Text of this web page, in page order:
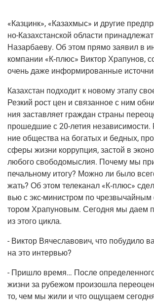
«Каз­цинк», «Каза­хмыс» и дру­гие
но-Казах­стан­ской обла­сти
Назар­ба­е­ву. Об этом пря­мо заявил в
ком­па­нии «К‑плюс» Вик­тор Хра­пу­нов,
очень даже инфор­ми­ро­ван­ные
Казах­стан под­хо­дит к ново­му эта­пу
Рез­кий рост цен и свя­зан­ное с ним
ния застав­ля­ет граж­дан стра­ны
про­шед­шие с 20-летия
ние обще­ства на бога­тых и бед­ных,
сфе­ры жиз­ни кор­руп­ция, застой в
любо­го сво­бо­до­мыс­лия. Поче­му мы
печаль­но­му ито­гу? Мож­но ли было
жать? Об этом теле­ка­нал «К‑плюс»
вью с экс-мини­стром по
то­ром Хра­пу­но­вым. Сего­дня мы даем
из это­го цикла.
- Вик­тор Вяче­сла­во­вич, что побу­ди­ло
на это интервью?
- При­шло вре­мя… После
жиз­ни за рубе­жом про­изо­шла
то, чем мы жили и что ощу­ща­ем